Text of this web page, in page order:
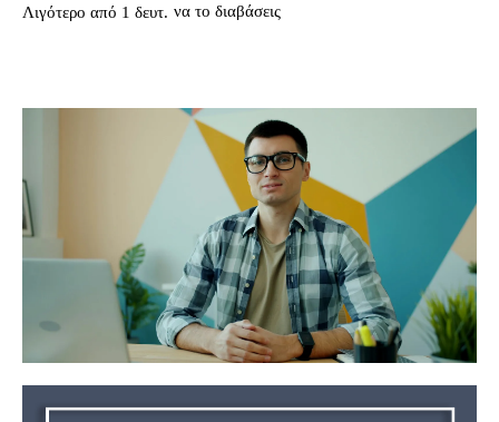
Λιγότερο από 1 δευτ. να το διαβάσεις